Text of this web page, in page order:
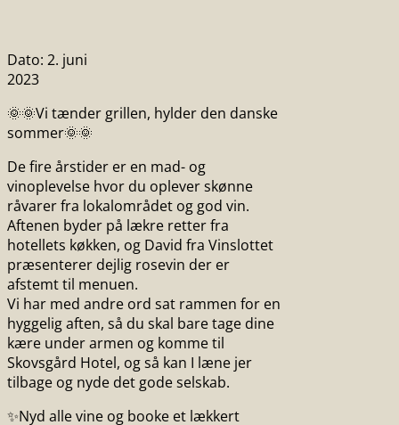
Dato: 2. juni
2023
🌞🌞Vi tænder grillen, hylder den danske
sommer🌞🌞
De fire årstider er en mad- og
vinoplevelse hvor du oplever skønne
råvarer fra lokalområdet og god vin.
Aftenen byder på lækre retter fra
hotellets køkken, og David fra Vinslottet
præsenterer dejlig rosevin der er
afstemt til menuen.
Vi har med andre ord sat rammen for en
hyggelig aften, så du skal bare tage dine
kære under armen og komme til
Skovsgård Hotel, og så kan I læne jer
tilbage og nyde det gode selskab.
✨Nyd alle vine og booke et lækkert